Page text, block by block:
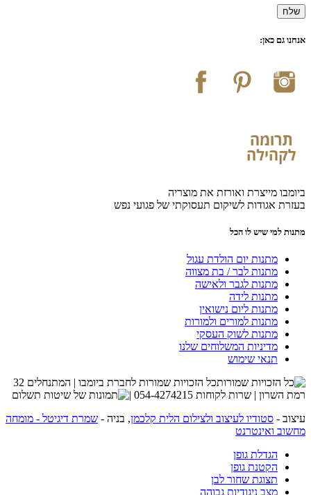
אנחנו גם כאן:
ביומבו מייצרת ואורזת את מוצריה
בעזרת אגודות לשיקום תעסוקתי של פגועי נפש
מתנות למי שיש לו הכל
מתנות יום הולדת עגול
מתנות לבר / בת מצווה
מתנות לגבר ולאישה
מתנות לידה
מתנות ליום נישואין
מתנות למורים ולמורות
מתנות לשוק העסקי
מדיניות המשלוחים שלנו
תנאי שימוש
כל הזכויות שמורות לחברת ביומבו | המתנחלים 32
רמת השרון | שרות לקוחות 054-4274215 |
עיצוב - סטודיו לעיצוב ולצילום הלית קלכמן, בניה - שמרת דיגיטל - מומחה
מחשוב ואינטרנט
הגדלת גופן
הקטנת גופן
תצוגת שחור לבן
מצב ניגודיות גבוהה